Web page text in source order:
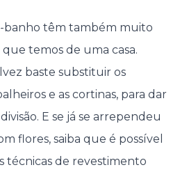
banho têm também muito
temos de uma casa.
baste substituir os
e as cortinas, para dar
E se já se arrependeu
flores, saiba que é possível
técnicas de revestimento